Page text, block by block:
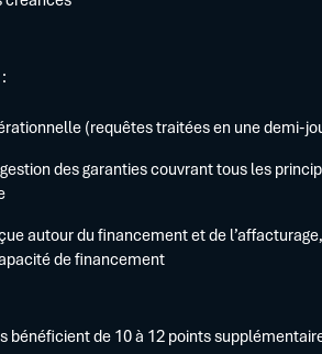
(requêtes traitées en une demi-
des garanties couvrant tous les
autour du financement et de
de financement
bénéficient de 10 à 12 points